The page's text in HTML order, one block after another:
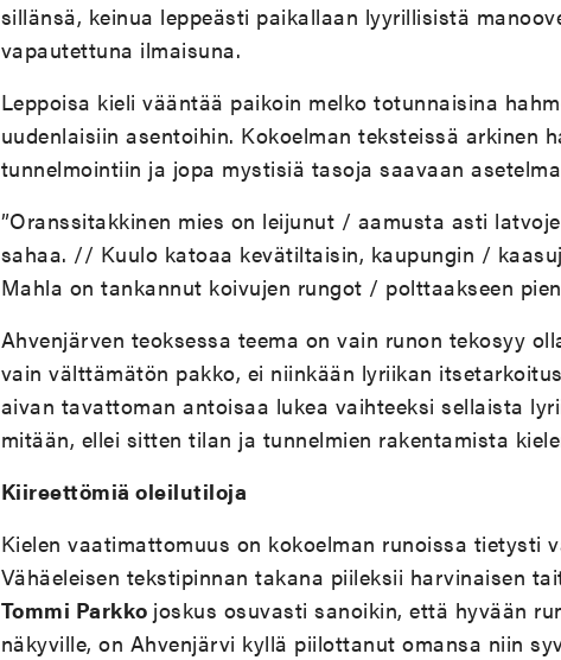
sillänsä, keinua leppeästi paikallaan lyyrillisistä
vapautettuna ilmaisuna.
Leppoisa kieli vääntää paikoin melko totunnaisina
uudenlaisiin asentoihin. Kokoelman teksteissä arkinen
tunnelmointiin ja jopa mystisiä tasoja saavaan
”Oranssitakkinen mies on leijunut / aamusta asti
sahaa. // Kuulo katoaa kevätiltaisin, kaupungin /
Mahla on tankannut koivujen rungot / polttaakseen
Ahvenjärven teoksessa teema on vain runon tekosyy
vain välttämätön pakko, ei niinkään lyriikan
aivan tavattoman antoisaa lukea vaihteeksi sellaista
mitään, ellei sitten tilan ja tunnelmien rakentamista
Kiireettömiä oleilutiloja
Kielen vaatimattomuus on kokoelman runoissa tietysti
Vähäeleisen tekstipinnan takana piileksii harvinaisen
Tommi Parkko joskus osuvasti sanoikin, että hyvään
näkyville, on Ahvenjärvi kyllä piilottanut omansa niin